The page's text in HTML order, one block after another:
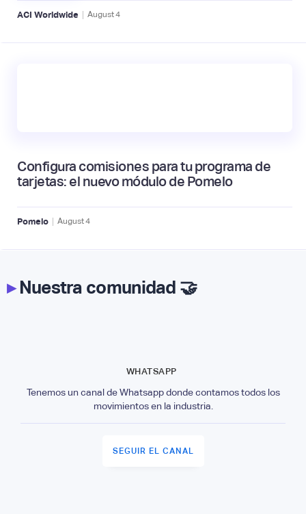
ACI Worldwide | August4
Configura comisiones para tu programa de
tarjetas: el nuevo módulo de Pomelo
Pomelo | August4
▸Nuestra comunidad 🤝
WHATSAPP
Tenemos un canal de Whatsapp donde contamos todos los
movimientos en la industria.
SEGUIR EL CANAL